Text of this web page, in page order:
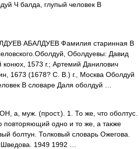
Ч балда, глупый человек В
АБАЛДУЕВ Фамилия старинная В
Оболдуевы: Давид
конюх, 1573 г.; Артемий Данилович
1673 (1678? С. В.) г., Москва Оболдуй
В словаре Даля оболдуй …
а, муж. (прост.). 1. То же, что оболтус.
повторяющий одно и то же, а также
болтун. Толковый словарь Ожегова.
1949 1992 …